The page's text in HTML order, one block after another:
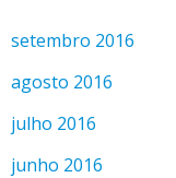
setembro 2016
agosto 2016
julho 2016
junho 2016